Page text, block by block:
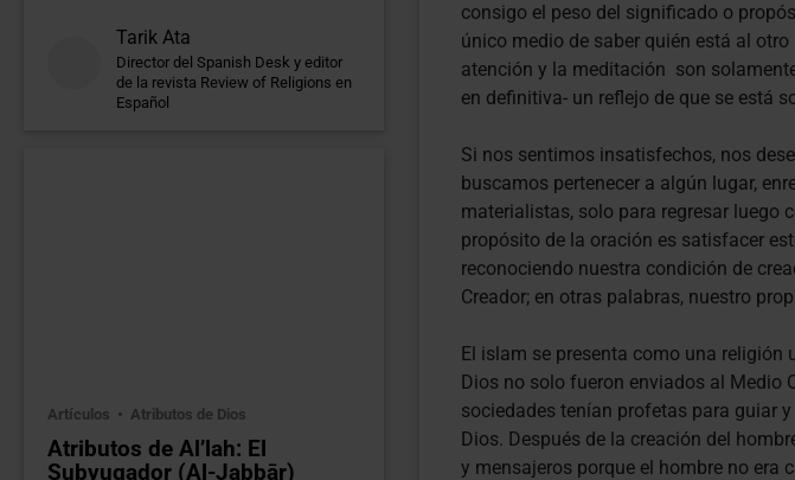
Tarik Ata
Director del Spanish Desk y editor
de la revista Review of Religions en
Español
Artículos Atributos de Dios
Atributos de Al’lah: El
Subyugador (Al-Jabbār)
consigo el peso del significado o
único medio de saber quién está al
atención y la meditación son
en definitiva- un reflejo de que se está
Si nos sentimos insatisfechos, nos
buscamos pertenecer a algún lugar,
materialistas, solo para regresar luego
propósito de la oración es satisfacer
reconociendo nuestra condición de
Creador; en otras palabras, nuestro
El islam se presenta como una religión
Dios no solo fueron enviados al Medio
sociedades tenían profetas para guiar
Dios. Después de la creación del
y mensajeros porque el hombre no era